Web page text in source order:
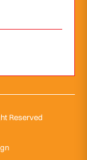
Reserved